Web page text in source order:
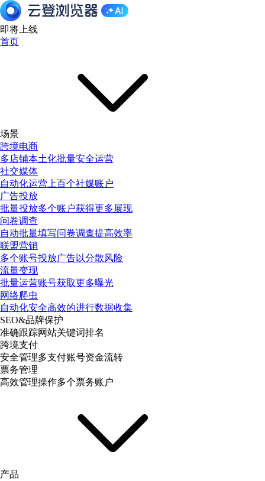
即将上线
首页
场景
跨境电商
多店铺本土化批量安全运营
社交媒体
自动化运营上百个社媒账户
广告投放
批量投放多个账户获得更多展现
问卷调查
自动批量填写问卷调查提高效率
联盟营销
多个账号投放广告以分散风险
流量变现
批量运营账号获取更多曝光
网络爬虫
自动化安全高效的进行数据收集
SEO&品牌保护
准确跟踪网站关键词排名
跨境支付
安全管理多支付账号资金流转
票务管理
高效管理操作多个票务账户
产品